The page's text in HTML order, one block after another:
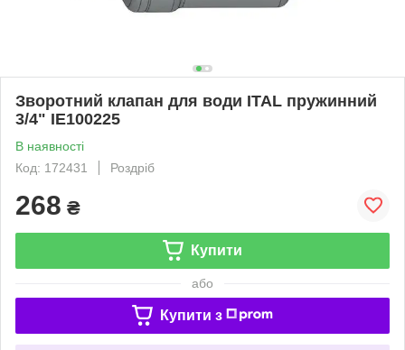
Зворотний клапан для води ITAL пружинний
3/4" IE100225
В наявності
Код: 172431
Роздріб
268 ₴
Купити
або
Купити з